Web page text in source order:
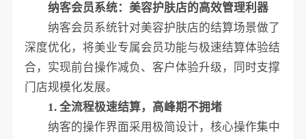
纳客会员系统：美容护肤店的高效管理利器
纳客会员系统针对美容护肤店的结算场景做了
深度优化，将美业专属会员功能与极速结算体验结
合，实现前台操作减负、客户体验升级，同时支撑
门店规模化发展。
1. 全流程极速结算，高峰期不拥堵
纳客的操作界面采用极简设计，核心操作集中